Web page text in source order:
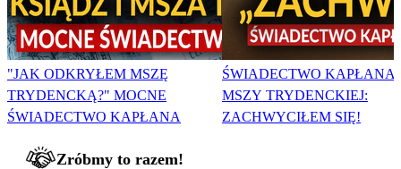
"JAK ODKRYŁEM MSZĘ
TRYDENCKĄ?" MOCNE
ŚWIADECTWO KAPŁANA
ŚWIADECTWO KAPŁANA
MSZY TRYDENCKIEJ:
ZACHWYCIŁEM SIĘ!
Zróbmy to razem!